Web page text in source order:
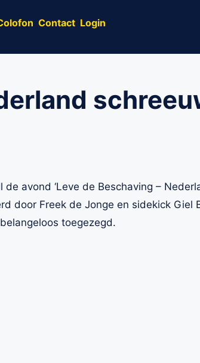
Contact Login
avond ‘Leve de Beschaving –
door Freek de Jonge en sidekick Giel
toegezegd.